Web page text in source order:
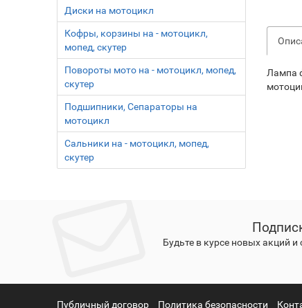
Диски на мотоцикл
Кофры, корзины на - мотоцикл,
мопед, скутер
Повороты мото на - мотоцикл, мопед,
скутер
Подшипники, Сепараторы на
мотоцикл
Сальники на - мотоцикл, мопед,
скутер
Лампа
Будьте в курсе новых акций
Публичный договор Политика безопасности